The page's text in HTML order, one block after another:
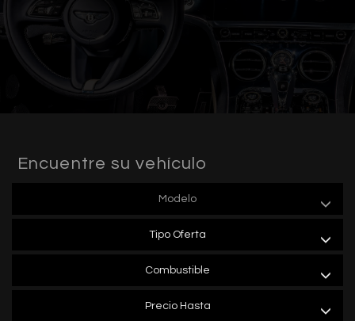
Encuentre su vehículo
Modelo
Tipo Oferta
Combustible
Precio Hasta